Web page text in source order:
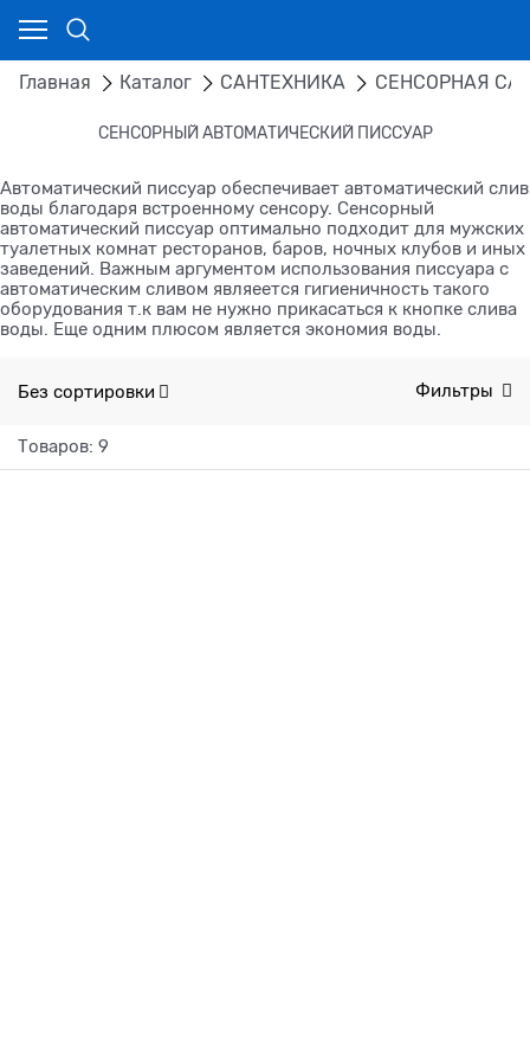
Главная Каталог САНТЕХНИКА СЕНСОРНАЯ
СЕНСОРНЫЙ АВТОМАТИЧЕСКИЙ ПИССУАР
Автоматический писсуар обеспечивает автоматический слив
воды благодаря встроенному сенсору. Сенсорный
автоматический писсуар оптимально подходит для мужских
туалетных комнат ресторанов, баров, ночных клубов и иных
заведений. Важным аргументом использования писсуара с
автоматическим сливом являеется гигиеничность такого
оборудования т.к вам не нужно прикасаться к кнопке слива
воды. Еще одним плюсом является экономия воды.
Без сортировки Фильтры
Товаров: 9